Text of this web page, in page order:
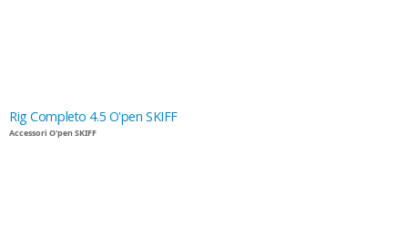
Rig Completo 4.5 O'pen SKIFF
Accessori O'pen SKIFF